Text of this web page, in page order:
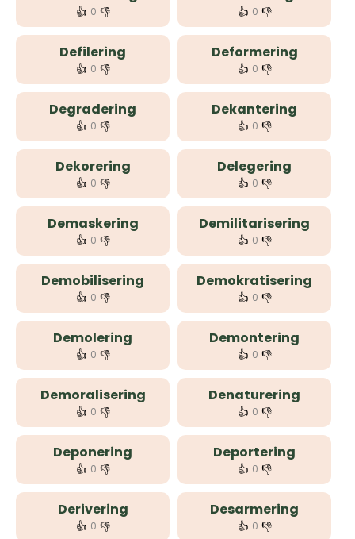
👍 0 👎 👍 0 👎
Defilering
👍 0 👎
Deformering
👍 0 👎
Degradering
👍 0 👎
Dekantering
👍 0 👎
Dekorering
👍 0 👎
Delegering
👍 0 👎
Demaskering
👍 0 👎
Demilitarisering
👍 0 👎
Demobilisering
👍 0 👎
Demokratisering
👍 0 👎
Demolering
👍 0 👎
Demontering
👍 0 👎
Demoralisering
👍 0 👎
Denaturering
👍 0 👎
Deponering
👍 0 👎
Deportering
👍 0 👎
Derivering
👍 0 👎
Desarmering
👍 0 👎